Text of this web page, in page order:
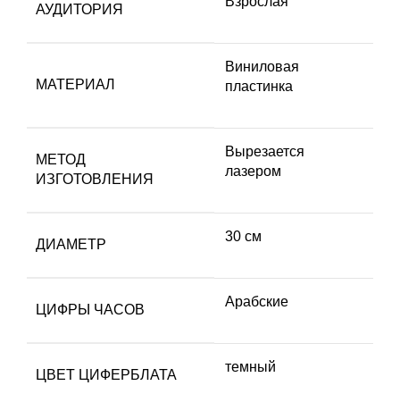
АУДИТОРИЯ
МАТЕРИАЛ
Виниловая
пластинка
МЕТОД
ИЗГОТОВЛЕНИЯ
Вырезается
лазером
ДИАМЕТР
30 см
ЦИФРЫ ЧАСОВ
Арабские
ЦВЕТ ЦИФЕРБЛАТА
темный